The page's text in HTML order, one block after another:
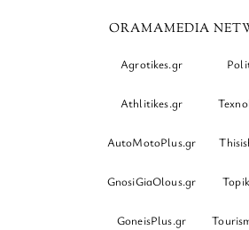
ORAMAMEDIA
Agrotikes.gr
Athlitikes.gr
AutoMotoPlus.gr
GnosiGiaOlous.gr
GoneisPlus.gr